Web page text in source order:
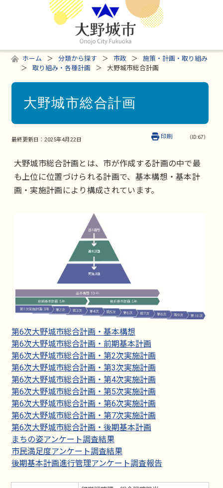
ホーム 分類から探す 市政
施策・計画・取り組み
取り組み・各種計画
大野城市総合計画
大野城市総合計画
最終更新日： 2025年4月22日 （ID:67）
印刷
大野城市総合計画とは、市が作成する計画の中で最
も上位に位置づけられる計画で、基本構想・基本計
画・実施計画により構成されています。
第6次大野城市総合計画・基本構想
第6次大野城市総合計画・前期基本計画
第6次大野城市総合計画・第2次実施計画
第6次大野城市総合計画・第3次実施計画
第6次大野城市総合計画・第4次実施計画
第6次大野城市総合計画・第5次実施計画
第6次大野城市総合計画・第6次実施計画
第6次大野城市総合計画・第7次実施計画
第6次大野城市総合計画・後期基本計画
まちの姿アンケート調査結果
市民満足度アンケート調査結果
後期基本計画進行管理アンケート調査報告